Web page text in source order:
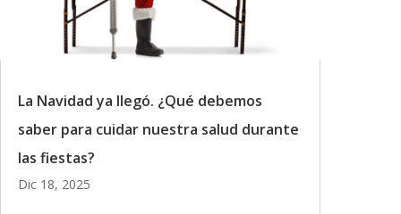
La Navidad ya llegó. ¿Qué debemos
saber para cuidar nuestra salud durante
las fiestas?
Dic 18, 2025